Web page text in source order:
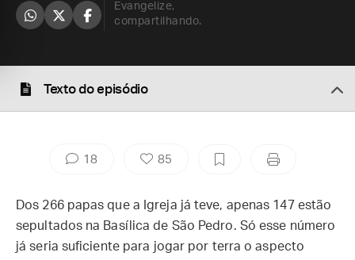
Evangelize,
compartilhando.
Texto do episódio
18 85
Dos 266 papas que a Igreja já teve, apenas 147 estão
sepultados na Basílica de São Pedro. Só esse número
já seria suficiente para jogar por terra o aspecto